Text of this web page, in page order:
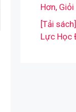
Hơn,
[Tải
Lực Học